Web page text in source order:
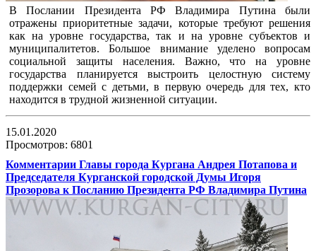
В Послании Президента РФ Владимира Путина были
отражены приоритетные задачи, которые требуют решения
как на уровне государства, так и на уровне субъектов и
муниципалитетов. Большое внимание уделено вопросам
социальной защиты населения. Важно, что на уровне
государства планируется выстроить целостную систему
поддержки семей с детьми, в первую очередь для тех, кто
находится в трудной жизненной ситуации.
15.01.2020
Просмотров: 6801
Комментарии Главы города Кургана Андрея Потапова и
Председателя Курганской городской Думы Игоря
Прозорова к Посланию Президента РФ Владимира Путина